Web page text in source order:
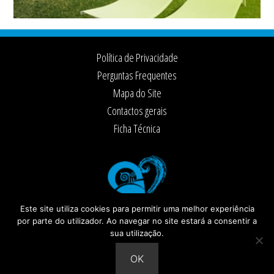
Footer
Política de Privacidade
Perguntas Frequentes
Mapa do Site
Contactos gerais
Ficha Técnica
Câmara Municipal de Santiago do Cacém
Todos os direitos reservados
Este site utiliza cookies para permitir uma melhor experiência
por parte do utilizador. Ao navegar no site estará a consentir a
sua utilização.
OK